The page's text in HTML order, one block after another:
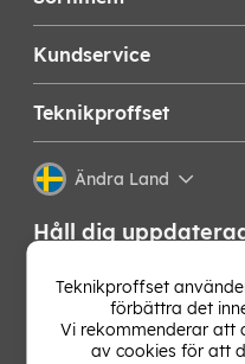
Kundservice
Teknikproffset
Ändra Land
Håll dig
Få de senaste
bästa tipsen från oss
vårt nyhetsbrev!
Teknikproffset
förbättra det
Vi rekommenderar att
av cookies för att